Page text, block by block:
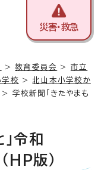
災害・救急
>教育委員会 > 市立
学校 >北山本小学校か
> 学校新聞「きたやまも
令和
版）